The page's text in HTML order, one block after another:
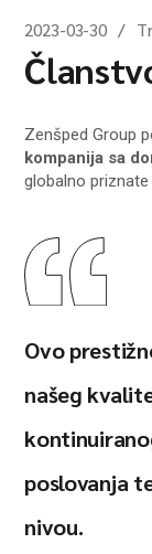
2023-03-30
Zenšped Group
kompanija sa
globalno
Ovo
našeg
poslovanja
nivou.